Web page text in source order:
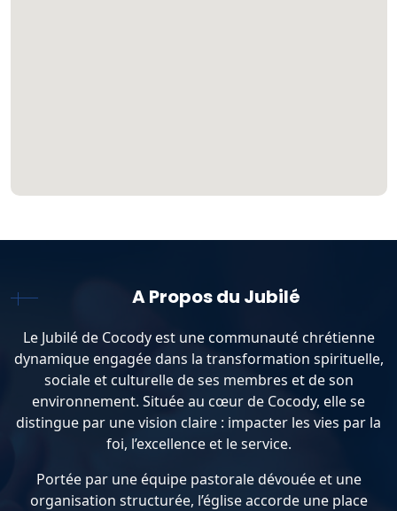
A Propos du Jubilé
Le Jubilé de Cocody est une communauté chrétienne
dynamique engagée dans la transformation spirituelle,
sociale et culturelle de ses membres et de son
environnement. Située au cœur de Cocody, elle se
distingue par une vision claire : impacter les vies par la
foi, l’excellence et le service.
Portée par une équipe pastorale dévouée et une
organisation structurée, l’église accorde une place